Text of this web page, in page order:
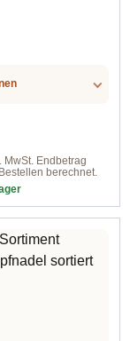
Preis:
MwSt. Endbetrag
berechnet.